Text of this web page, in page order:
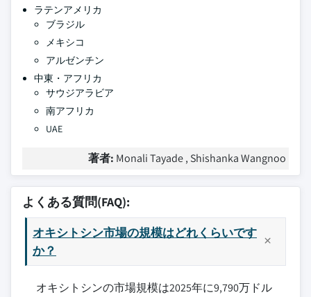
ラテンアメリカ
ブラジル
メキシコ
アルゼンチン
中東・アフリカ
サウジアラビア
南アフリカ
UAE
著者: Monali Tayade , Shishanka Wangnoo
よくある質問(FAQ):
オキシトシン市場の規模はどれくらいです
か？
オキシトシンの市場規模は2025年に9,790万ドル